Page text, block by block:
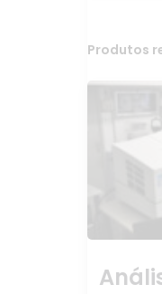
Produtos